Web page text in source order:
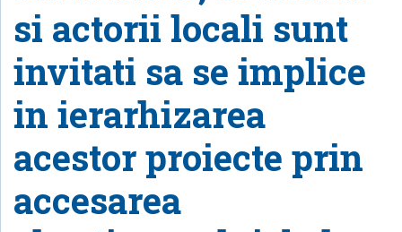
si actorii locali sunt
invitati sa se implice
in ierarhizarea
acestor proiecte prin
accesarea